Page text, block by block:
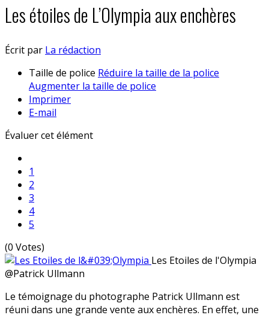
Les étoiles de L’Olympia aux enchères
Écrit par La rédaction
Taille de police Réduire la taille de la police
Augmenter la taille de police
Imprimer
E-mail
Évaluer cet élément
1
2
3
4
5
(0 Votes)
Les Etoiles de l'Olympia
@Patrick Ullmann
Le témoignage du photographe Patrick Ullmann est
réuni dans une grande vente aux enchères. En effet, une